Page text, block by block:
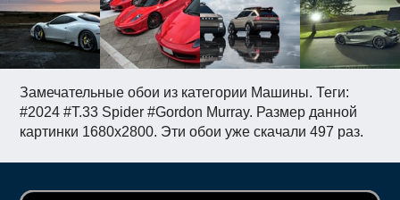
Замечательные обои из категории Машины. Теги:
#2024 #T.33 Spider #Gordon Murray. Размер данной
картинки 1680x2800. Эти обои уже скачали 497 раз.